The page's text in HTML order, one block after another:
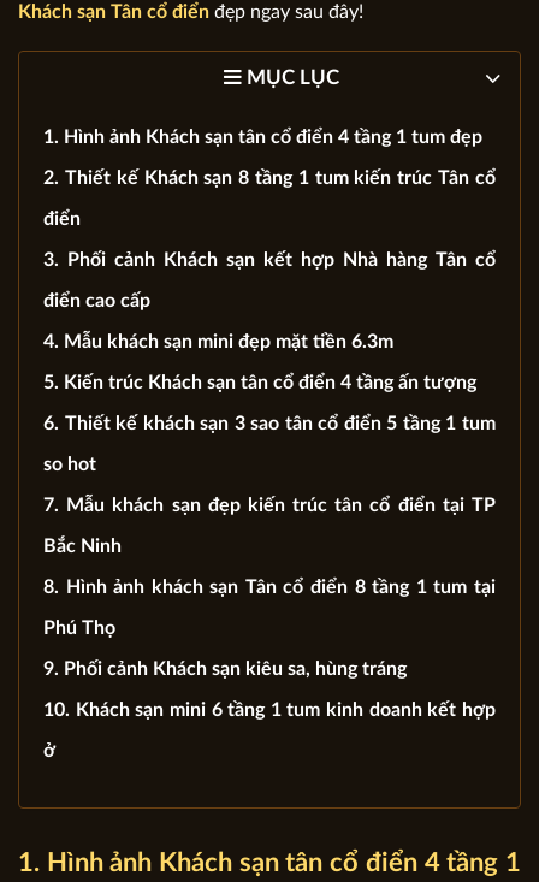
Khách sạn Tân cổ điển đẹp ngay sau đây!
MỤC LỤC
1. Hình ảnh Khách sạn tân cổ điển 4 tầng 1 tum đẹp
2. Thiết kế Khách sạn 8 tầng 1 tum kiến trúc Tân cổ
điển
3. Phối cảnh Khách sạn kết hợp Nhà hàng Tân cổ
điển cao cấp
4. Mẫu khách sạn mini đẹp mặt tiền 6.3m
5. Kiến trúc Khách sạn tân cổ điển 4 tầng ấn tượng
6. Thiết kế khách sạn 3 sao tân cổ điển 5 tầng 1 tum
so hot
7. Mẫu khách sạn đẹp kiến trúc tân cổ điển tại TP
Bắc Ninh
8. Hình ảnh khách sạn Tân cổ điển 8 tầng 1 tum tại
Phú Thọ
9. Phối cảnh Khách sạn kiêu sa, hùng tráng
10. Khách sạn mini 6 tầng 1 tum kinh doanh kết hợp
ở
1. Hình ảnh Khách sạn tân cổ điển 4 tầng 1